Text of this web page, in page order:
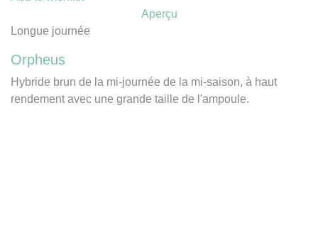
Aperçu
Longue journée
Orpheus
Hybride brun de la mi-journée de la mi-saison, à haut
rendement avec une grande taille de l'ampoule.